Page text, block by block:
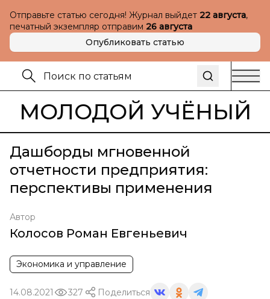
Отправьте статью сегодня! Журнал выйдет 22 августа,
печатный экземпляр отправим 26 августа
Опубликовать статью
МОЛОДОЙ УЧЁНЫЙ
Дашборды мгновенной
отчетности предприятия:
перспективы применения
Автор
Колосов Роман Евгеньевич
Экономика и управление
14.08.2021 327 Поделиться